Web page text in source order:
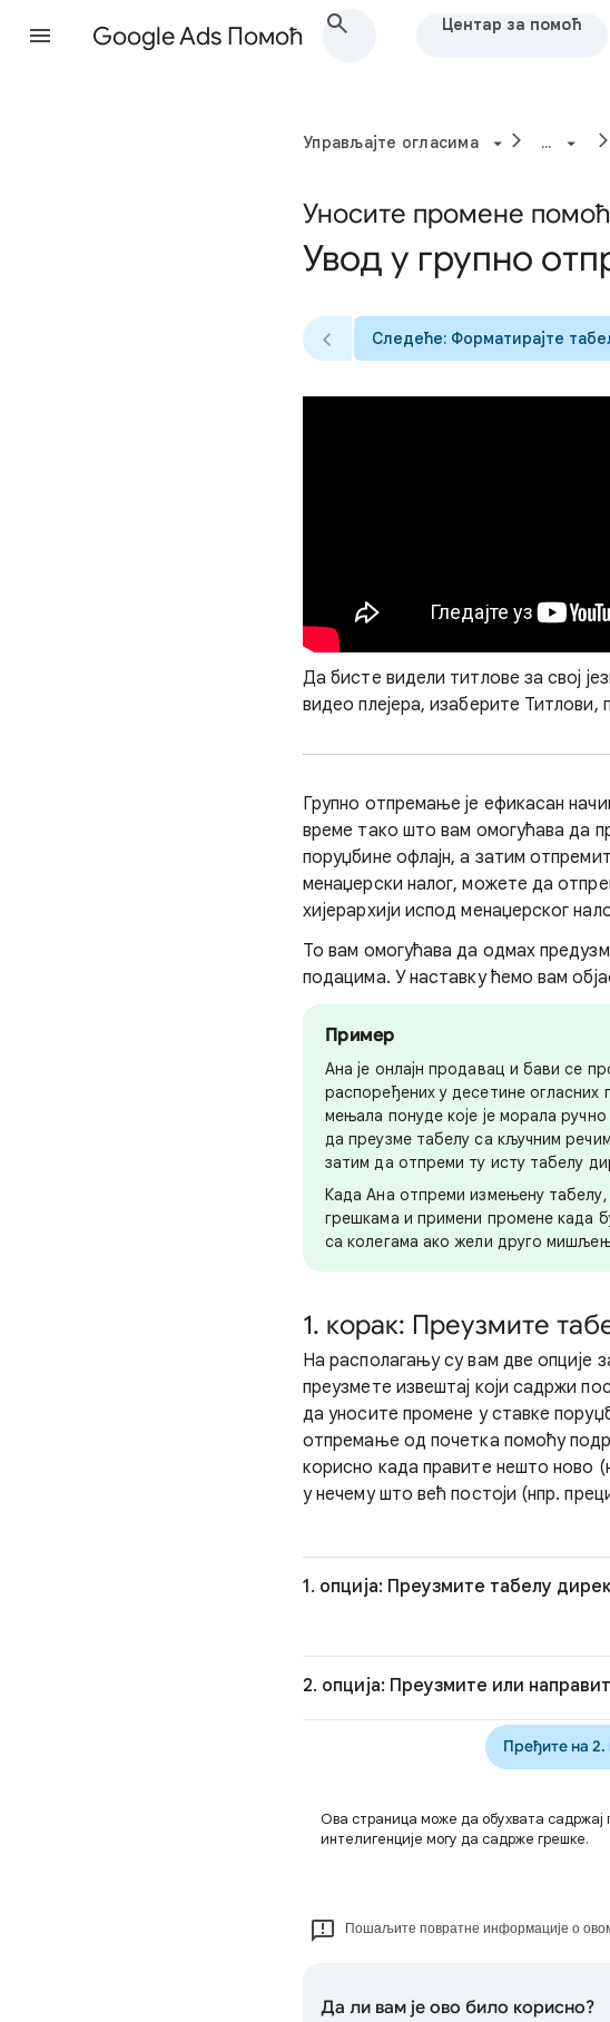
Google Ads Помоћ Центар за помоћ
Управљајте огласима ...
Уносите промене
Увод у групно
Следеће: Форматирајте
Да бисте видели титлове за свој
видео плејера, изаберите Титлови,
Групно отпремање је ефикасан
време тако што вам омогућава да
поруџбине офлајн, а затим
менаџерски налог, можете да
хијерархији испод менаџерског
То вам омогућава да одмах
подацима. У наставку ћемо вам
Пример
Ана је онлајн продавац и бави се
распоређених у десетине огласних
мењала понуде које је морала
да преузме табелу са кључним
затим да отпреми ту исту табелу
Када Ана отпреми измењену
грешкама и примени промене када
са колегама ако жели друго
1. корак: Преузмите
На располагању су вам две опције
преузмете извештај који садржи
да уносите промене у ставке
отпремање од почетка помоћу
корисно када правите нешто ново
у нечему што већ постоји (нпр.
1. опција: Преузмите табелу
2. опција: Преузмите или
Пређите на
Ова страница може да обухвата садржај
интелигенције могу да садрже грешке.
Пошаљите повратне информације о
Да ли вам је ово било корисно?